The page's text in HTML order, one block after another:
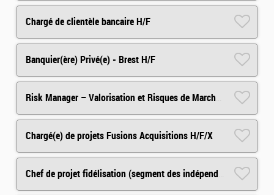
Chargé de clientèle bancaire H/F
Banquier(ère) Privé(e) - Brest H/F
Risk Manager – Valorisation et Risques de Marché H/F
Chargé(e) de projets Fusions Acquisitions H/F/X
Chef de projet fidélisation (segment des indépendants) H/F